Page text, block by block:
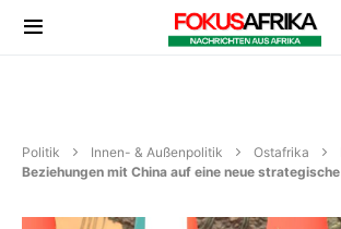
Politik Innen- & Außenpolitik Ostafrika
Beziehungen mit China auf eine neue